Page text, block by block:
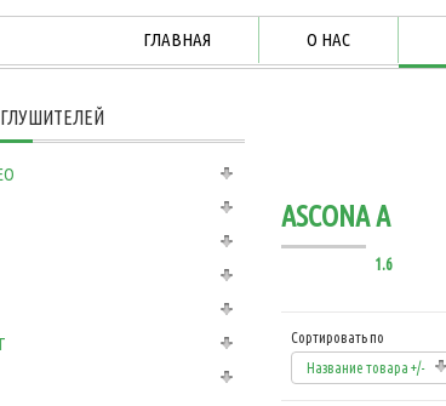
ГЛАВНАЯ О НАС
ASCONA A
1.6
Сортировать по
Название товара +/-